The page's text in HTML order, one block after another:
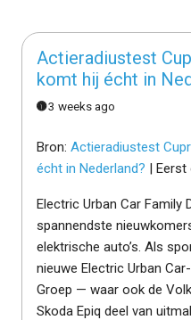
Actieradiustest
komt hij écht in
3 weeks ago
Bron: Actieradiustest
écht in Nederland? | Eerst
Electric Urban Car Family
spannendste
elektrische auto’s. Als
nieuwe Electric Urban
Groep — waar ook de
Skoda Epiq deel van